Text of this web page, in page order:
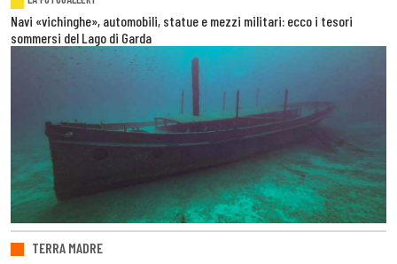
Navi «vichinghe», automobili, statue e mezzi militari: ecco i tesori
sommersi del Lago di Garda
TERRA MADRE